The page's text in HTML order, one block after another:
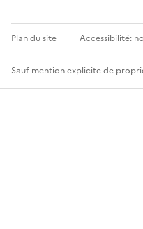
Plan du site Accessibilité:
Sauf mention explicite de